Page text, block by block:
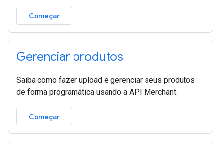
Começar
Gerenciar produtos
Saiba como fazer upload e gerenciar seus produtos
de forma programática usando a API Merchant.
Começar